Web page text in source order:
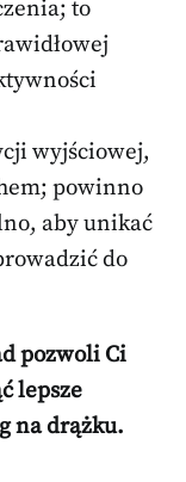
to
wyjściowej,
powinno
aby unikać
do
pozwoli Ci
lepsze
na drążku.